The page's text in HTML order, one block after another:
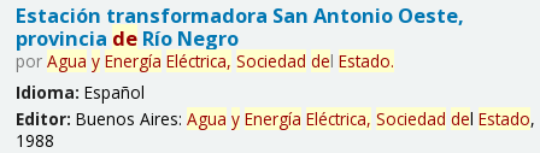
Estación transformadora San Antonio Oeste,
provincia deRío Negro
por Agua y Energía Eléctrica, Sociedad del Estado.
Idioma: Español
Editor: Buenos Aires: Agua y Energía Eléctrica, Sociedad del Estado,
1988